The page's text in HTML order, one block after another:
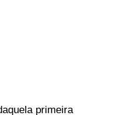
primeira